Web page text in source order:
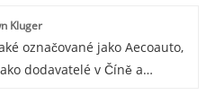
elektromobil vyvinutý
Honda pro čínský trh. Je
aby byl cenově dostupný a
Kluger
označované jako Aecoauto,
dodavatelé v Číně a